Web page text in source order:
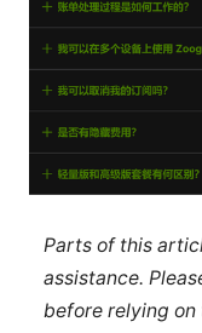
Parts of this
assistance.
before relying on